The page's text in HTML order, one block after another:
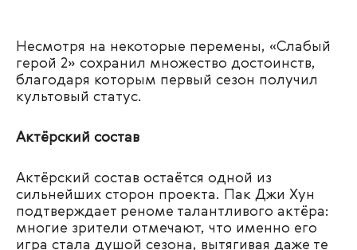
Несмотря на некоторые перемены, «Слабый
герой 2» сохранил множество достоинств,
благодаря которым первый сезон получил
культовый статус.
Актёрский состав
Актёрский состав остаётся одной из
сильнейших сторон проекта. Пак Джи Хун
подтверждает реноме талантливого актёра:
многие зрители отмечают, что именно его
игра стала душой сезона, вытягивая даже те